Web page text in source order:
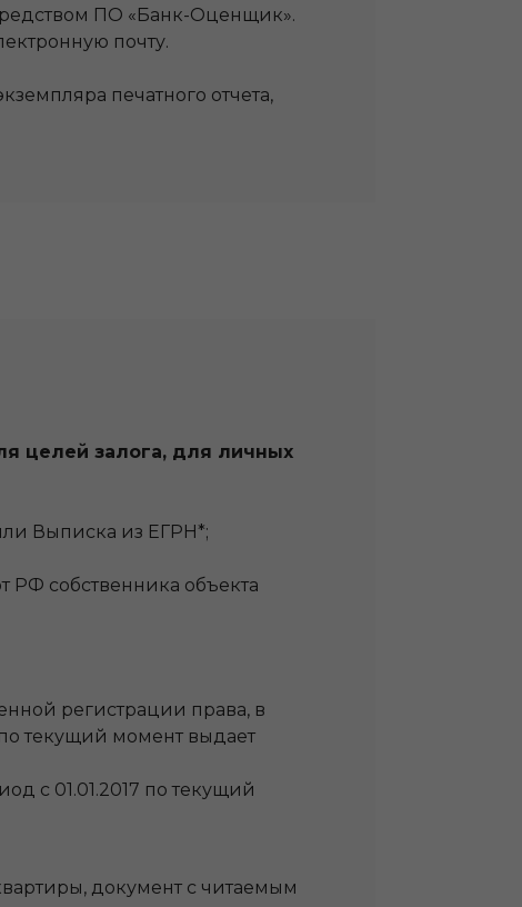
ПО «Банк-Оценщик».
почту.
печатного отчета,
целей залога, для личных
Выписка из ЕГРН*;
РФ собственника объекта
регистрации права, в
по текущий момент выдает
с 01.01.2017 по текущий
документ с читаемым